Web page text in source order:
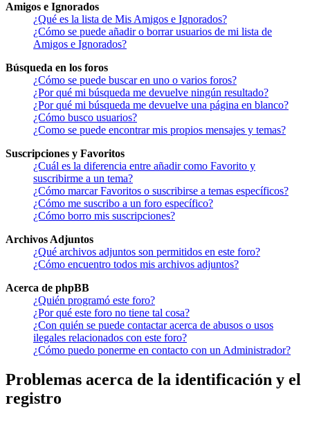
Amigos e Ignorados
¿Qué es la lista de Mis Amigos e Ignorados?
¿Cómo se puede añadir o borrar usuarios de mi lista de
Amigos e Ignorados?
Búsqueda en los foros
¿Cómo se puede buscar en uno o varios foros?
¿Por qué mi búsqueda me devuelve ningún resultado?
¿Por qué mi búsqueda me devuelve una página en blanco?
¿Cómo busco usuarios?
¿Como se puede encontrar mis propios mensajes y temas?
Suscripciones y Favoritos
¿Cuál es la diferencia entre añadir como Favorito y
suscribirme a un tema?
¿Cómo marcar Favoritos o suscribirse a temas específicos?
¿Cómo me suscribo a un foro específico?
¿Cómo borro mis suscripciones?
Archivos Adjuntos
¿Qué archivos adjuntos son permitidos en este foro?
¿Cómo encuentro todos mis archivos adjuntos?
Acerca de phpBB
¿Quién programó este foro?
¿Por qué este foro no tiene tal cosa?
¿Con quién se puede contactar acerca de abusos o usos
ilegales relacionados con este foro?
¿Cómo puedo ponerme en contacto con un Administrador?
Problemas acerca de la identificación y el
registro